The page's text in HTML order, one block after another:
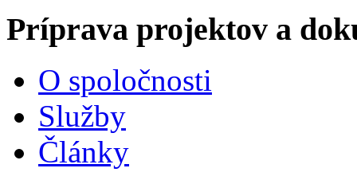
Príprava projektov a
O spoločnosti
Služby
Články